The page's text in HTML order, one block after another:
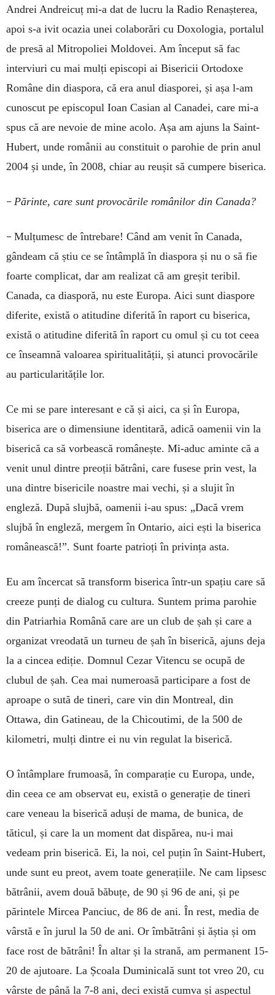
Andrei Andreicuț mi-a dat de lucru la Radio Renașterea,
apoi s-a ivit ocazia unei colaborări cu Doxologia, portalul
de presă al Mitropoliei Moldovei. Am început să fac
interviuri cu mai mulți episcopi ai Bisericii Ortodoxe
Române din diaspora, că era anul diasporei, și așa l-am
cunoscut pe episcopul Ioan Casian al Canadei, care mi-a
spus că are nevoie de mine acolo. Așa am ajuns la Saint-
Hu­bert, unde românii au constituit o parohie de prin anul
2004 și unde, în 2008, chiar au reușit să cumpere biserica.
– Părinte, care sunt provocările românilor din Canada?
– Mulțumesc de întrebare! Când am venit în Canada,
gândeam că știu ce se întâmplă în diaspora și nu o să fie
foarte complicat, dar am realizat că am greșit teribil.
Canada, ca diasporă, nu este Europa. Aici sunt diaspore
diferite, există o atitudine diferită în raport cu biserica,
există o atitudine diferită în raport cu omul și cu tot ceea
ce înseamnă valoarea spiritualității, și atunci provocările
au particularitățile lor.
Ce mi se pare interesant e că și aici, ca și în Europa,
biserica are o dimensiune identitară, adică oamenii vin la
biserică ca să vorbească românește. Mi-aduc aminte că a
venit unul dintre preoții bătrâni, care fusese prin vest, la
una dintre bisericile noastre mai vechi, și a slujit în
engleză. După slujbă, oamenii i-au spus: „Dacă vrem
slujbă în engleză, mergem în Ontario, aici ești la biserica
românească!”. Sunt foarte patrioți în privința asta.
Eu am încercat să transform biserica într-un spațiu care să
creeze punți de dialog cu cultura. Suntem prima parohie
din Patriarhia Română care are un club de șah și care a
organizat vreodată un turneu de șah în biserică, ajuns deja
la a cincea ediție. Domnul Cezar Vitencu se ocupă de
clubul de șah. Cea mai numeroasă participare a fost de
aproape o sută de tineri, care vin din Montreal, din
Ottawa, din Gatineau, de la Chicoutimi, de la 500 de
kilometri, mulți dintre ei nu vin regulat la biserică.
O întâmplare frumoasă, în comparație cu Europa, unde,
din ceea ce am observat eu, există o generație de tineri
care veneau la biserică aduși de mama, de bunica, de
tăticul, și care la un moment dat dispărea, nu-i mai
vedeam prin biserică. Ei, la noi, cel puțin în Saint-Hubert,
unde sunt eu preot, avem toate generațiile. Ne cam lipsesc
bătrânii, avem două băbuțe, de 90 și 96 de ani, și pe
părintele Mircea Panciuc, de 86 de ani. În rest, media de
vârstă e în jurul la 50 de ani. Or îmbătrâni și ăștia și om
face rost de bătrâni! În altar și la strană, am permanent 15-
20 de ajutoare. La Școala Duminicală sunt tot vreo 20, cu
vârste de până la 7-8 ani, deci există cumva și aspectul